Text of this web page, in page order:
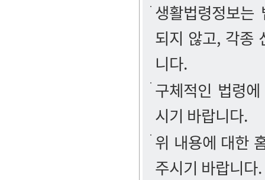
생활법령정보
되지 않고, 각종
니다.
구체적인 법령
시기 바랍니다.
위 내용에 대한
주시기 바랍니다.